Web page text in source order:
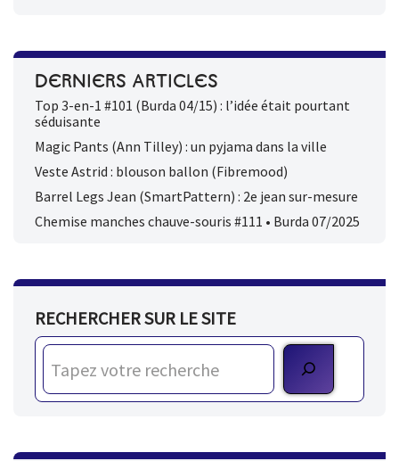
DERNIERS ARTICLES
Top 3-en-1 #101 (Burda 04/15) : l’idée était pourtant
séduisante
Magic Pants (Ann Tilley) : un pyjama dans la ville
Veste Astrid : blouson ballon (Fibremood)
Barrel Legs Jean (SmartPattern) : 2e jean sur-mesure
Chemise manches chauve-souris #111 • Burda 07/2025
RECHERCHER SUR LE SITE